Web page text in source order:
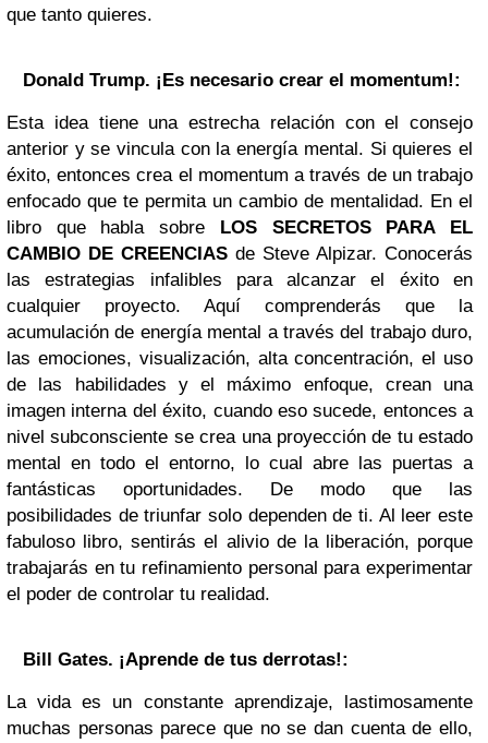
que tanto quieres.
Donald Trump. ¡Es necesario crear el momentum!:
Esta idea tiene una estrecha relación con el consejo
anterior y se vincula con la energía mental. Si quieres el
éxito, entonces crea el momentum a través de un trabajo
enfocado que te permita un cambio de mentalidad. En el
libro que habla sobre LOS SECRETOSPARA EL
CAMBIO DE CREENCIAS de Steve Alpizar. Conocerás
las estrategias infalibles para alcanzar el éxito en
cualquier proyecto. Aquí comprenderás que la
acumulación de energía mental a través del trabajo duro,
las emociones, visualización, alta concentración, el uso
de las habilidades y el máximo enfoque, crean una
imagen interna del éxito, cuando eso sucede, entonces a
nivel subconsciente se crea una proyección de tu estado
mental en todo el entorno, lo cual abre las puertas a
fantásticas oportunidades. De modo que las
posibilidades de triunfar solo dependen de ti. Al leer este
fabuloso libro, sentirás el alivio de la liberación, porque
trabajarás en tu refinamiento personal para experimentar
el poder de controlar tu realidad.
Bill Gates. ¡Aprende de tus derrotas!:
La vida es un constante aprendizaje, lastimosamente
muchas personas parece que no se dan cuenta de ello,